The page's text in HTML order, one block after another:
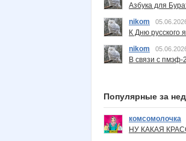
Азбука для
nikom
К Дню русского
nikom
В связи с пмэф-
Популярные за
комсомолочка
НУ КАКАЯ